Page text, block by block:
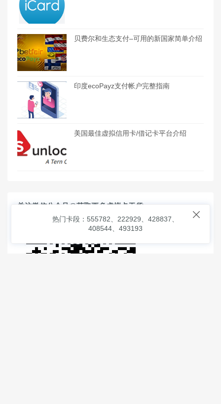
贝费尔和生态支付–可用的新国家简单介绍
印度ecoPayz支付帐户完整指南
美国最佳虚拟信用卡/借记卡平台介绍
关注微信公众号@获取更多虚拟卡干货

热门卡段：555782、222929、428837、
408544、493193